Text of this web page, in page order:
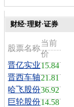
财经·理财·证券
股票名称
当前
价
晋亿实业15.84
晋西车轴21.81
哈飞股份36.92
巨轮股份14.58